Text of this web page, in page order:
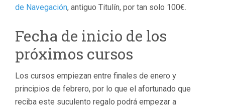
de Navegación, antiguo Titulín, por tan solo 100€.
Fecha de inicio de los
próximos cursos
Los cursos empiezan entre finales de enero y
principios de febrero, por lo que el afortunado que
reciba este suculento regalo podrá empezar a